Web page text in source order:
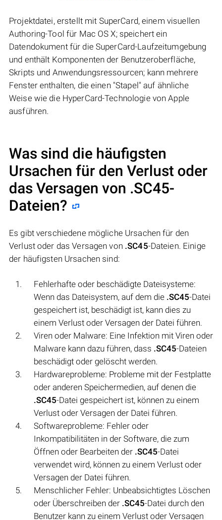
Projektdatei, erstellt mit SuperCard, einem visuellen
Authoring-Tool für Mac OS X; speichert ein
Datendokument für die SuperCard-Laufzeitumgebung
und enthält Komponenten der Benutzeroberfläche,
Skripts und Anwendungsressourcen; kann mehrere
Fenster enthalten, die einen "Stapel" auf ähnliche
Weise wie die HyperCard-Technologie von Apple
ausführen.
Was sind die häufigsten
Ursachen für den Verlust oder
das Versagen von .SC45-
Dateien?
Es gibt verschiedene mögliche Ursachen für den
Verlust oder das Versagen von .SC45-Dateien. Einige
der häufigsten Ursachen sind:
Fehlerhafte oder beschädigte Dateisysteme:
Wenn das Dateisystem, auf dem die .SC45-Datei
gespeichert ist, beschädigt ist, kann dies zu
einem Verlust oder Versagen der Datei führen.
Viren oder Malware: Eine Infektion mit Viren oder
Malware kann dazu führen, dass .SC45-Dateien
beschädigt oder gelöscht werden.
Hardwareprobleme: Probleme mit der Festplatte
oder anderen Speichermedien, auf denen die
.SC45-Datei gespeichert ist, können zu einem
Verlust oder Versagen der Datei führen.
Softwareprobleme: Fehler oder
Inkompatibilitäten in der Software, die zum
Öffnen oder Bearbeiten der .SC45-Datei
verwendet wird, können zu einem Verlust oder
Versagen der Datei führen.
Menschlicher Fehler: Unbeabsichtigtes Löschen
oder Überschreiben der .SC45-Datei durch den
Benutzer kann zu einem Verlust oder Versagen